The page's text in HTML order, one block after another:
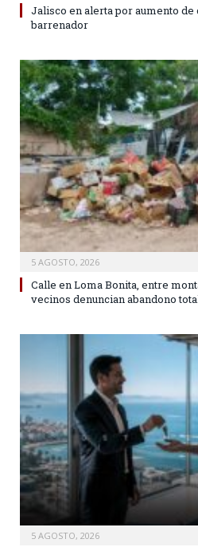
Jalisco en alerta por aumento de
barrenador
5 AGOSTO, 2026
Calle en Loma Bonita, entre
vecinos denuncian abandono
5 AGOSTO, 2026